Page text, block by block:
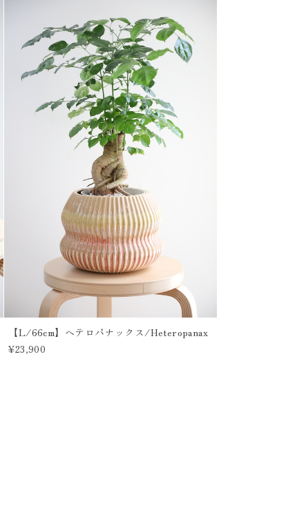
【L/66cm】ヘテロパナックス/Heteropanax
¥23,900